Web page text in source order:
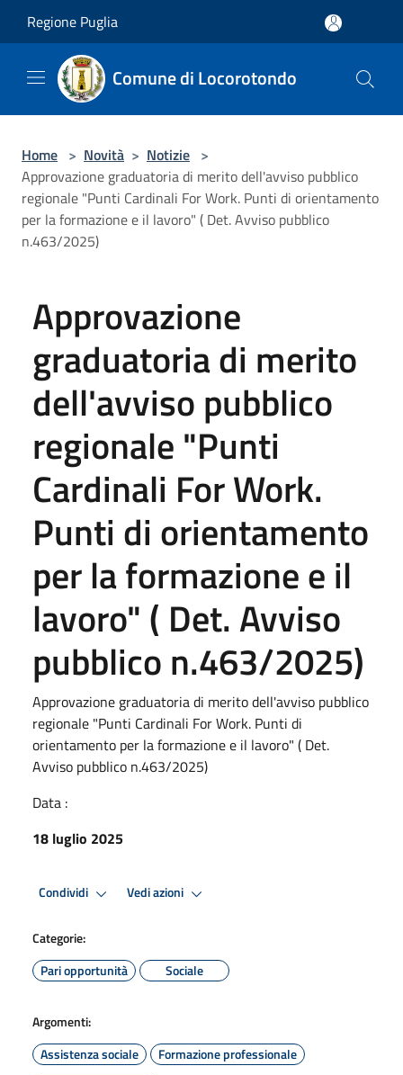
Regione Puglia
Comune di Locorotondo
Home > Novità > Notizie >
Approvazione graduatoria di merito dell'avviso pubblico
regionale "Punti Cardinali For Work. Punti di orientamento
per la formazione e il lavoro" ( Det. Avviso pubblico
n.463/2025)
Approvazione
graduatoria di merito
dell'avviso pubblico
regionale "Punti
Cardinali For Work.
Punti di orientamento
per la formazione e il
lavoro" ( Det. Avviso
pubblico n.463/2025)
Approvazione graduatoria di merito dell'avviso pubblico
regionale "Punti Cardinali For Work. Punti di
orientamento per la formazione e il lavoro" ( Det.
Avviso pubblico n.463/2025)
Data :
18 luglio 2025
Condividi Vedi azioni
Categorie:
Pari opportunità
Sociale
Argomenti:
Assistenza sociale
Formazione professionale